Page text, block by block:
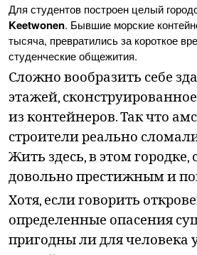
Для студентов построен целый
Keetwonen. Бывшие морские
тысяча, превратились за короткое
студенческие общежития.
Сложно вообразить себе
этажей,
из контейнеров. Так что
строители реально
Жить здесь, в этом городке,
довольно престижным и
Хотя, если говорить
определенные опасения
пригодны ли для человека